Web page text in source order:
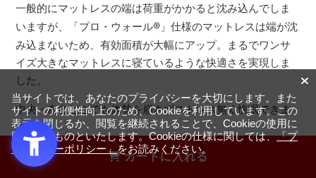
カートに入れる
一般的にマットレスの端は荷重がかかると沈み込んでしま
いますが、「プロ・ウォール® 」仕様のマットレスは端が沈
み込まないため、有効面積が大幅にアップ。まるでワンサ
イズ大きなマットレスに寝ているような快適さを実現しま
した。
中央・左右どこでも体勢を崩さずストレス無く快眠できま
す。
当サイトでは、あなたのプライバシーを大切にします。また
サイトの利便性向上のため、Cookieを利用しています。この
表示を閉じるか、閲覧を継続されることで、Cookieの使用に
同意するものといたします。Cookieの仕様に関しては、「プ
ライバシーポリシー」をお読みください。